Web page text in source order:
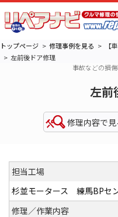
トップページ 修理事例を見る 【
左前後ドア修理
事故などの損
左前
修理内容で見
担当工場
杉並モータース 練馬BPセ
修理／作業内容